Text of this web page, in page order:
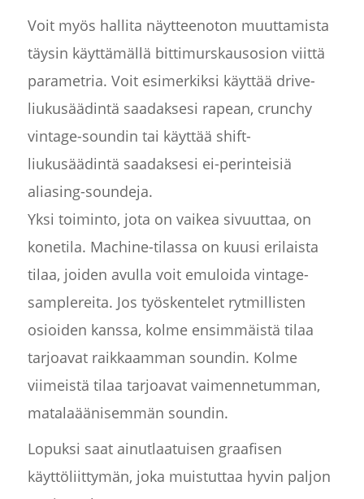
Voit myös hallita näytteenoton muuttamista
täysin käyttämällä bittimurskausosion viittä
parametria. Voit esimerkiksi käyttää drive-
liukusäädintä saadaksesi rapean, crunchy
vintage-soundin tai käyttää shift-
liukusäädintä saadaksesi ei-perinteisiä
aliasing-soundeja.
Yksi toiminto, jota on vaikea sivuuttaa, on
konetila. Machine-tilassa on kuusi erilaista
tilaa, joiden avulla voit emuloida vintage-
samplereita. Jos työskentelet rytmillisten
osioiden kanssa, kolme ensimmäistä tilaa
tarjoavat raikkaamman soundin. Kolme
viimeistä tilaa tarjoavat vaimennetumman,
matalaäänisemmän soundin.
Lopuksi saat ainutlaatuisen graafisen
käyttöliittymän, joka muistuttaa hyvin paljon